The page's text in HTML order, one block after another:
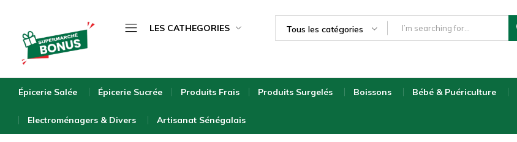
supermarche.com
LES CATHEGORIES
Épicerie Sucrée
Produits Frais
Produits Surgelés
Tous les catégories
Épicerie Salée Épicerie Sucrée Produits Frais Produits Surgelés Boissons Bébé & Puériculture
Electroménagers & Divers Artisanat Sénégalais